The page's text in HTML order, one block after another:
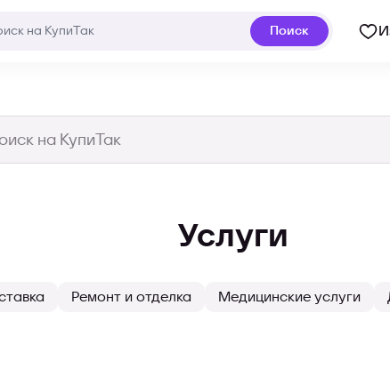
Поиск
Услуги
Ремонт и отделка Медицинские услуги